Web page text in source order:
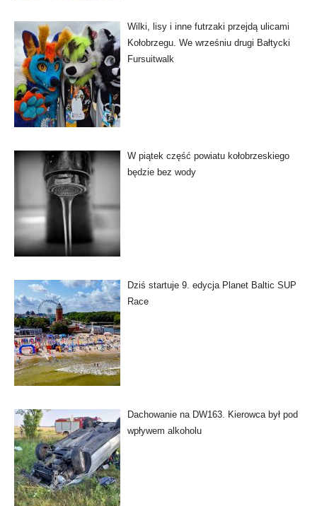
Wilki, lisy i inne futrzaki przejdą ulicami
Kołobrzegu. We wrześniu drugi Bałtycki
Fursuitwalk
W piątek część powiatu kołobrzeskiego
będzie bez wody
Dziś startuje 9. edycja Planet Baltic SUP
Race
Dachowanie na DW163. Kierowca był pod
wpływem alkoholu